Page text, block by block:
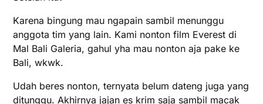
Karena bingung mau ngapain sambil menunggu
anggota tim yang lain. Kami nonton film Everest di
Mal Bali Galeria, gahul yha mau nonton aja pake ke
Bali, wkwk.
Udah beres nonton, ternyata belum dateng juga yang
ditunggu. Akhirnya jajan es krim saja sambil macak